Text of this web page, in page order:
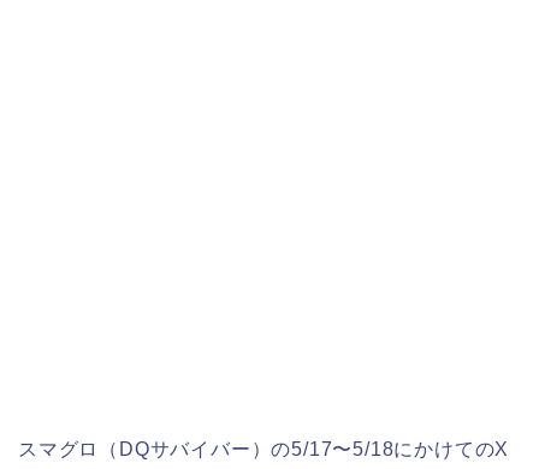
スマグロ（DQサバイバー）の5/17〜5/18にかけてのX